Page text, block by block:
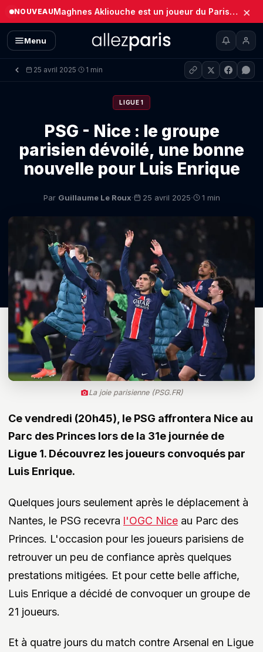
NOUVEAU Maghnes Akliouche est un joueur du Paris Saint-Germain (Officiel) ×
Menu
25 avril 2025· 1 min
LIGUE 1
PSG - Nice : le groupe
parisien dévoilé, une bonne
nouvelle pour Luis Enrique
Par Guillaume Le Roux· 25 avril 2025· 1 min
La joie parisienne (PSG.FR)
Ce vendredi (20h45), le PSG affrontera Nice au
Parc des Princes lors de la 31e journée de
Ligue 1. Découvrez les joueurs convoqués par
Luis Enrique.
Quelques jours seulement après le déplacement à
Nantes, le PSG recevra l'OGC Nice au Parc des
Princes. L'occasion pour les joueurs parisiens de
retrouver un peu de confiance après quelques
prestations mitigées. Et pour cette belle affiche,
Luis Enrique a décidé de convoquer un groupe de
21 joueurs.
Et à quatre jours du match contre Arsenal en Ligue